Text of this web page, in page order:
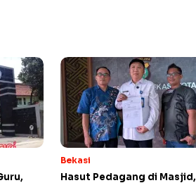
Bekasi
Hasut Pedagang di Masjid,